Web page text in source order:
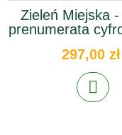
Zieleń Miejska
prenumerata
297,00 zł